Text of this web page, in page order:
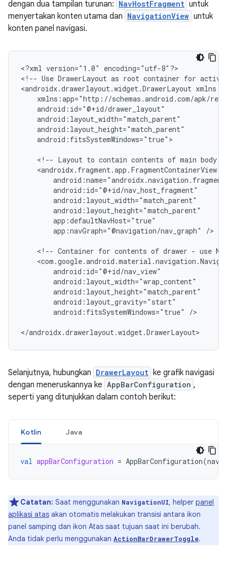
dengan dua tampilan turunan: NavHostFragment untuk
menyertakan konten utama dan NavigationView untuk
konten panel navigasi.
<?xml version="1.0"
encoding="utf-8"?>
<!-- Use DrawerLayout as root container for
<androidx.drawerlayout.widget.DrawerLayout
android:fitsSystemWindows="true">
<!-- Layout to contain contents of main body
app:navGraph="@navigation/nav_graph"
/>
<!-- Container for contents of drawer - use
android:fitsSystemWindows="true"
/>
Selanjutnya, hubungkan DrawerLayout ke grafik navigasi
dengan meneruskannya ke AppBarConfiguration ,
seperti yang ditunjukkan dalam contoh berikut:
Kotlin Java
val appBarConfiguration = AppBarConfiguration(
Catatan: Saat menggunakan NavigationUI, helper panel
aplikasi atas akan otomatis melakukan transisi antara ikon
panel samping dan ikon Atas saat tujuan saat ini berubah.
Anda tidak perlu menggunakan ActionBarDrawerToggle.